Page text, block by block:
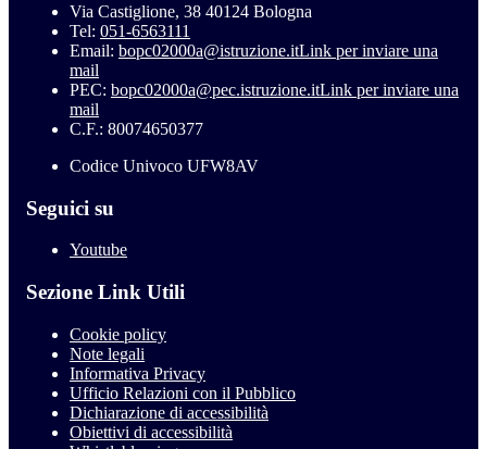
Via Castiglione, 38 40124 Bologna
Tel: 051-6563111
Email: bopc02000a@istruzione.itLink per inviare una
mail
PEC: bopc02000a@pec.istruzione.itLink per inviare una
mail
C.F.: 80074650377
Codice Univoco UFW8AV
Seguici su
Youtube
Sezione Link Utili
Cookie policy
Note legali
Informativa Privacy
Ufficio Relazioni con il Pubblico
Dichiarazione di accessibilità
Obiettivi di accessibilità